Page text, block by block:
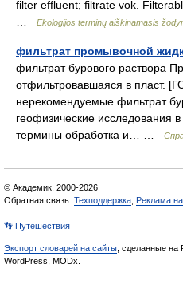
filter effluent; filtrate vok.
Ekologijos terminų aiškinamasis
фильтрат промывочной
фильтрат бурового раствора
отфильтровавшаяся в пласт.
нерекомендуемые фильтрат
геофизические
термины обработка и… …
© Академик, 2000-2026
Обратная связь: Техподдержка Реклама
👣 Путешествия
Экспорт словарей на сайты , сделанные на
WordPress, MODx.